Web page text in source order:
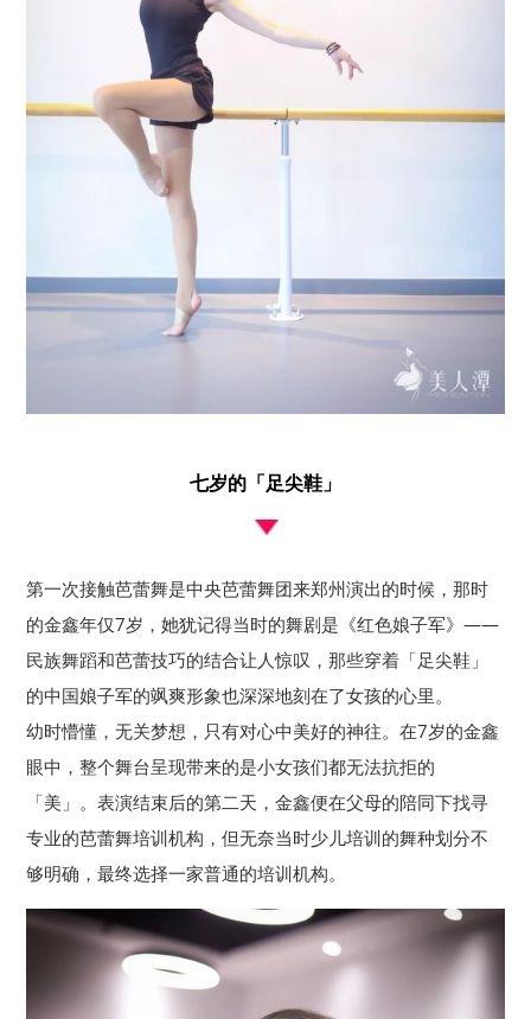
七岁的「足尖鞋」
第一次接触芭蕾舞是中央芭蕾舞团来郑州演出的时候，那时
的金鑫年仅7岁，她犹记得当时的舞剧是《红色娘子军》——
民族舞蹈和芭蕾技巧的结合让人惊叹，那些穿着「足尖鞋」
的中国娘子军的飒爽形象也深深地刻在了女孩的心里。
幼时懵懂，无关梦想，只有对心中美好的神往。在7岁的金鑫
眼中，整个舞台呈现带来的是小女孩们都无法抗拒的
「美」。表演结束后的第二天，金鑫便在父母的陪同下找寻
专业的芭蕾舞培训机构，但无奈当时少儿培训的舞种划分不
够明确，最终选择一家普通的培训机构。